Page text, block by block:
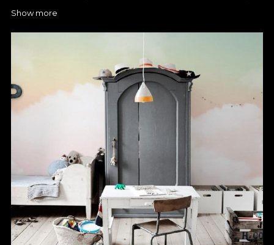
conturat de designerii VLAdiLA pornește în primul rând cu un
Show more